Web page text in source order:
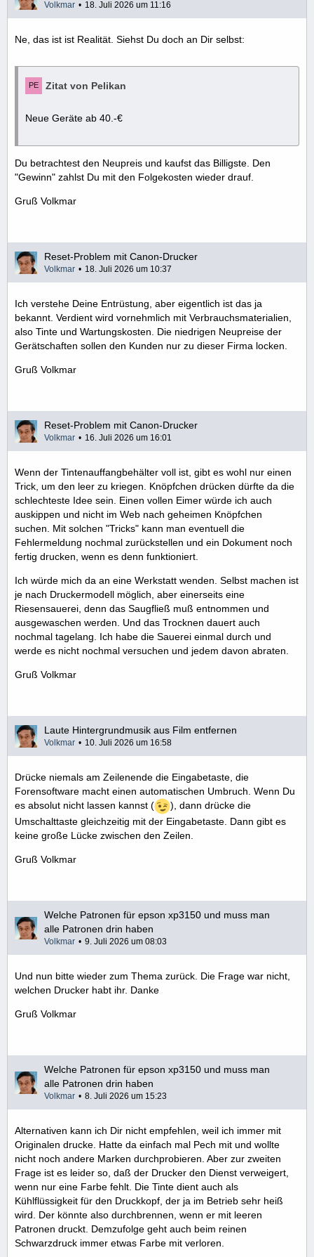
Volkmar 18. Juli 2026 um 11:16
Ne, das ist ist Realität. Siehst Du doch an Dir selbst:
Zitat von Pelikan
Neue Geräte ab 40.-€
Du betrachtest den Neupreis und kaufst das Billigste. Den
"Gewinn" zahlst Du mit den Folgekosten wieder drauf.
Gruß Volkmar
Reset-Problem mit Canon-Drucker
Volkmar 18. Juli 2026 um 10:37
Ich verstehe Deine Entrüstung, aber eigentlich ist das ja
bekannt. Verdient wird vornehmlich mit Verbrauchsmaterialien,
also Tinte und Wartungskosten. Die niedrigen Neupreise der
Gerätschaften sollen den Kunden nur zu dieser Firma locken.
Gruß Volkmar
Reset-Problem mit Canon-Drucker
Volkmar 16. Juli 2026 um 16:01
Wenn der Tintenauffangbehälter voll ist, gibt es wohl nur einen
Trick, um den leer zu kriegen. Knöpfchen drücken dürfte da die
schlechteste Idee sein. Einen vollen Eimer würde ich auch
auskippen und nicht im Web nach geheimen Knöpfchen
suchen. Mit solchen "Tricks" kann man eventuell die
Fehlermeldung nochmal zurückstellen und ein Dokument noch
fertig drucken, wenn es denn funktioniert.
Ich würde mich da an eine Werkstatt wenden. Selbst machen ist
je nach Druckermodell möglich, aber einerseits eine
Riesensauerei, denn das Saugfließ muß entnommen und
ausgewaschen werden. Und das Trocknen dauert auch
nochmal tagelang. Ich habe die Sauerei einmal durch und
werde es nicht nochmal versuchen und jedem davon abraten.
Gruß Volkmar
Laute Hintergrundmusik aus Film entfernen
Volkmar 10. Juli 2026 um 16:58
Drücke niemals am Zeilenende die Eingabetaste, die
Forensoftware macht einen automatischen Umbruch. Wenn Du
es absolut nicht lassen kannst (
), dann drücke die
Umschalttaste gleichzeitig mit der Eingabetaste. Dann gibt es
keine große Lücke zwischen den Zeilen.
Gruß Volkmar
Welche Patronen für epson xp3150 und muss man
alle Patronen drin haben
Volkmar 9. Juli 2026 um 08:03
Und nun bitte wieder zum Thema zurück. Die Frage war nicht,
welchen Drucker habt ihr. Danke
Gruß Volkmar
Welche Patronen für epson xp3150 und muss man
alle Patronen drin haben
Volkmar 8. Juli 2026 um 15:23
Alternativen kann ich Dir nicht empfehlen, weil ich immer mit
Originalen drucke. Hatte da einfach mal Pech mit und wollte
nicht noch andere Marken durchprobieren. Aber zur zweiten
Frage ist es leider so, daß der Drucker den Dienst verweigert,
wenn nur eine Farbe fehlt. Die Tinte dient auch als
Kühlflüssigkeit für den Druckkopf, der ja im Betrieb sehr heiß
wird. Der könnte also durchbrennen, wenn er mit leeren
Patronen druckt. Demzufolge geht auch beim reinen
Schwarzdruck immer etwas Farbe mit verloren.